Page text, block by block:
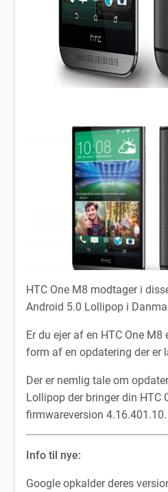
HTC One M8 modtager i
Android 5.0 Lollipop i
Er du ejer af en HTC One M8
form af en opdatering der er
Der er nemlig tale om
Lollipop der bringer din HTC
firmwareversion 4.16.401.10.
Info til nye:
Google opkalder deres